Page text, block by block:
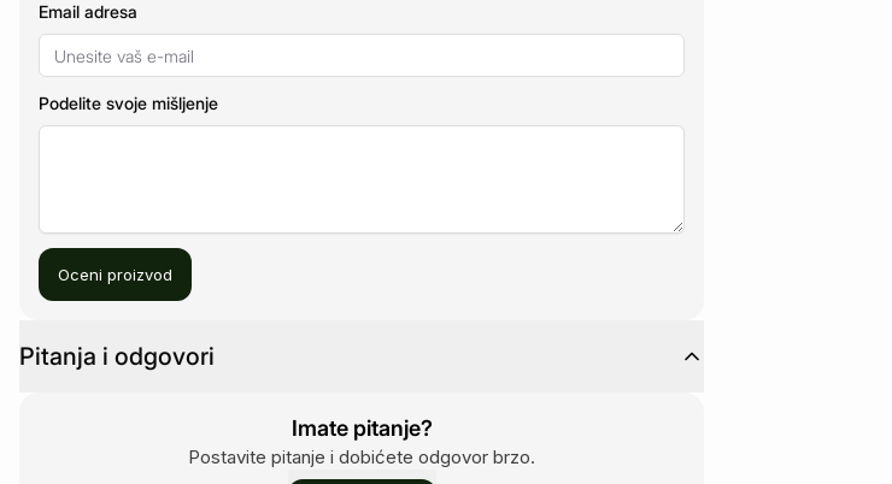
Email adresa
Podelite svoje mišljenje
Oceni proizvod
Pitanja i odgovori
Imate pitanje?
Postavite pitanje i dobićete odgovor brzo.